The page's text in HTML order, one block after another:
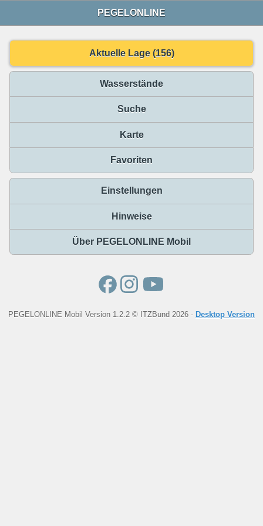
PEGELONLINE
Aktuelle Lage (156)
Wasserstände
Suche
Karte
Favoriten
Einstellungen
Hinweise
Über PEGELONLINE Mobil
PEGELONLINE Mobil Version 1.2.2 © ITZBund 2026 - Desktop Version